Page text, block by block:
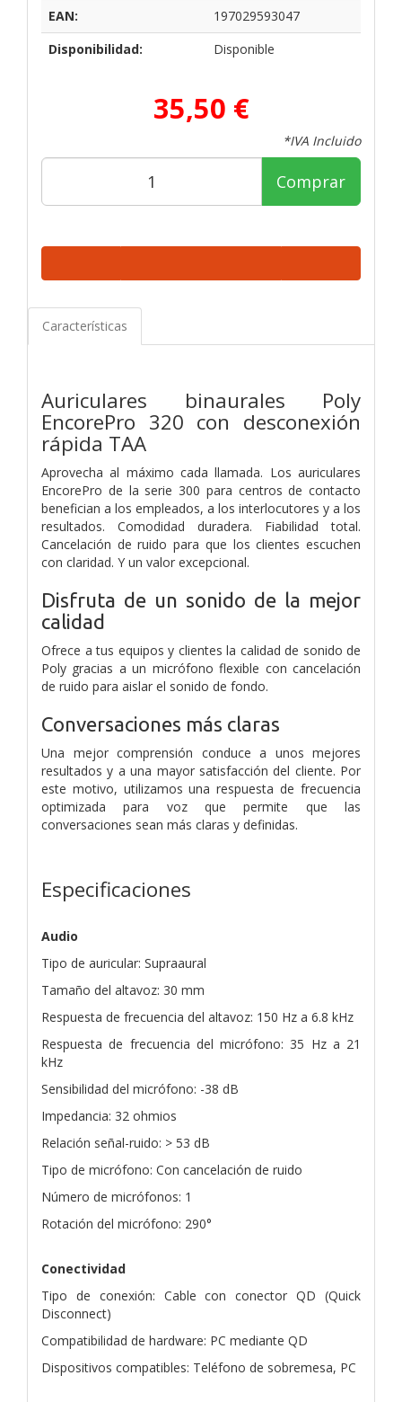
EAN:
197029593047
Disponibilidad:
Disponible
35,50 €
*IVA Incluido
Comprar
Características
Auriculares binaurales Poly
EncorePro 320 con desconexión
rápida TAA
Aprovecha al máximo cada llamada. Los auriculares
EncorePro de la serie 300 para centros de contacto
benefician a los empleados, a los interlocutores y a los
resultados. Comodidad duradera. Fiabilidad total.
Cancelación de ruido para que los clientes escuchen
con claridad. Y un valor excepcional.
Disfruta de un sonido de la mejor
calidad
Ofrece a tus equipos y clientes la calidad de sonido de
Poly gracias a un micrófono flexible con cancelación
de ruido para aislar el sonido de fondo.
Conversaciones más claras
Una mejor comprensión conduce a unos mejores
resultados y a una mayor satisfacción del cliente. Por
este motivo, utilizamos una respuesta de frecuencia
optimizada para voz que permite que las
conversaciones sean más claras y definidas.
Especificaciones
Audio
Tipo de auricular: Supraaural
Tamaño del altavoz: 30 mm
Respuesta de frecuencia del altavoz: 150 Hz a 6.8 kHz
Respuesta de frecuencia del micrófono: 35 Hz a 21
kHz
Sensibilidad del micrófono: -38 dB
Impedancia: 32 ohmios
Relación señal-ruido: > 53 dB
Tipo de micrófono: Con cancelación de ruido
Número de micrófonos: 1
Rotación del micrófono: 290°
Conectividad
Tipo de conexión: Cable con conector QD (Quick
Disconnect)
Compatibilidad de hardware: PC mediante QD
Dispositivos compatibles: Teléfono de sobremesa, PC